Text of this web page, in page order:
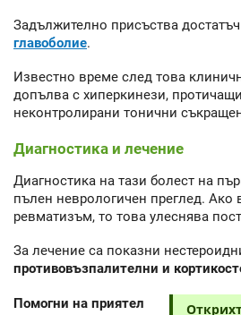
Задължително присъства
главоболие.
Известно време след това
допълва с хиперкинези,
неконтролирани тонични
Диагностика и лечение
Диагностика на тази болест на
пълен неврологичен преглед. Ако
ревматизъм, то това улеснява
За лечение са показни
противовъзпалителни и
Помогни на приятел